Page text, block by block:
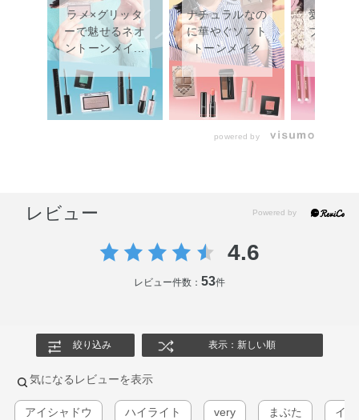
ラメ×グリッタ
ーで魅せるネオ
ントーンメイ...
ナチュラルなの
に華やぐソフト
トーンメイク
愛されピ
ブルーム
powered by
レビュー
4.6
レビュー件数： 53件
絞り込み 表示：新しい順
気になるレビューを表示
アイシャドウ ハイライト very まぶた イ